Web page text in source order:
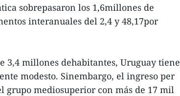
sobrepasaron los 1,6millones de
interanuales del 2,4 y 48,17por
3,4 millones dehabitantes, Uruguay tiene
modesto. Sinembargo, el ingreso per
grupo mediosuperior con más de 17 mil